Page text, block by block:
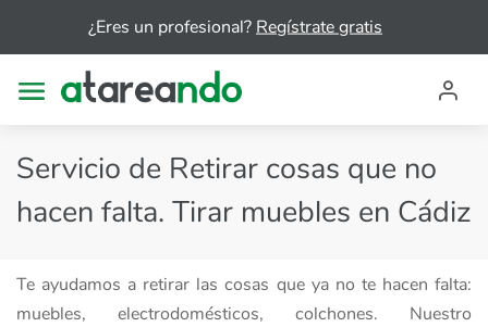
¿Eres un profesional?Regístrate gratis
Servicio de Retirar cosas que no
hacen falta. Tirar muebles en Cádiz
Te ayudamos a retirar las cosas que ya no te hacen falta:
muebles, electrodomésticos, colchones. Nuestro